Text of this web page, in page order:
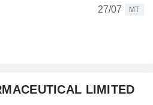
27/07
MT
LIMITED